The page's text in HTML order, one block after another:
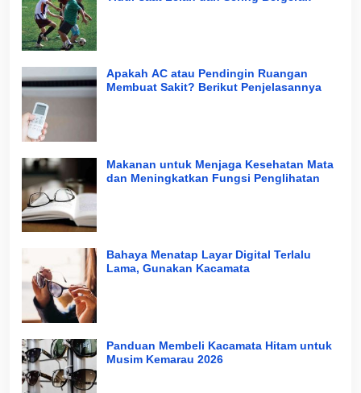
Apakah AC atau Pendingin Ruangan
Membuat Sakit? Berikut Penjelasannya
Makanan untuk Menjaga Kesehatan Mata
dan Meningkatkan Fungsi Penglihatan
Bahaya Menatap Layar Digital Terlalu
Lama, Gunakan Kacamata
Panduan Membeli Kacamata Hitam untuk
Musim Kemarau 2026